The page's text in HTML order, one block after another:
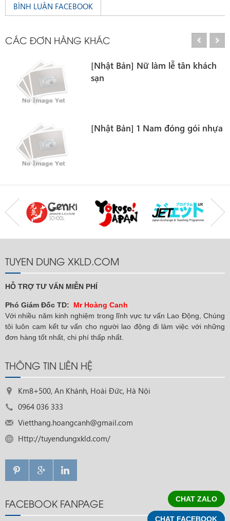
BÌNH LUẬN FACEBOOK
CÁC ĐƠN HÀNG KHÁC
[Nhật Bản] Nữ làm lễ tân khách
sạn
[Nhật Bản] 1 Nam đóng gói nhựa
TUYEN DUNG XKLD.COM
HỖ TRỢ TƯ VẤN MIỄN PHÍ
Phó Giám Đốc TD:
Mr Hoàng Canh
Với nhiều năm kinh nghiệm trong lĩnh vực tư vấn Lao Động, Chúng
tôi luôn cam kết tư vấn cho người lao động đi làm việc với những
đơn hàng tốt nhất, chi phí thấp nhất.
THÔNG TIN LIÊN HỆ
Km8+500, An Khánh, Hoài Đức, Hà Nội
0964 036 333
Vietthang.hoangcanh@gmail.com
Http://tuyendungxkld.com/
FACEBOOK FANPAGE CHAT ZALO
CHAT FACEBOOK